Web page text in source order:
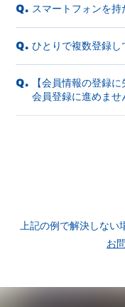
Q. スマートフォンを
Q. ひとりで複数登録し
Q.
【会員情報の登録
会員登録に進めませ
上記の例で解決しない
お